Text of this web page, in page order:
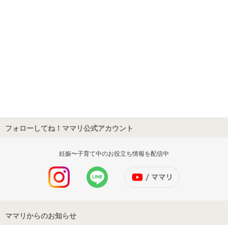
フォローしてね！ママリ公式アカウント
妊娠〜子育て中のお役立ち情報を配信中
ママリからのお知らせ